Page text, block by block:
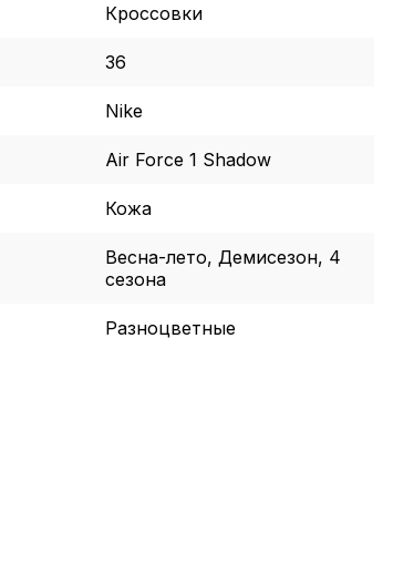
Кроссовки
36
Nike
Air Force 1 Shadow
Кожа
Весна-лето, Демисезон, 4
сезона
Разноцветные